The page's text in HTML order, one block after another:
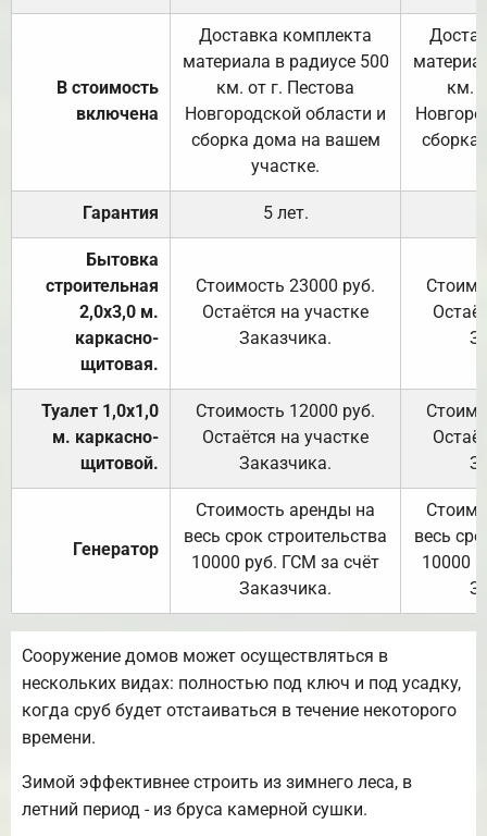
В стоимость
включена
Доставка комплекта
материала в радиусе 500
км. от г. Пестова
Новгородской области и
сборка дома на вашем
участке.
км.
Гарантия 5 лет.
Бытовка
строительная
2,0х3,0 м.
каркасно-
щитовая.
Стоимость 23000 руб.
Остаётся на участке
Заказчика.
Туалет 1,0х1,0
м. каркасно-
щитовой.
Стоимость 12000 руб.
Остаётся на участке
Заказчика.
Генератор
Стоимость аренды на
весь срок строительства
10000 руб. ГСМ за счёт
Заказчика.
весь
10000
Сооружение домов может осуществляться в
нескольких видах: полностью под ключ и под усадку,
когда сруб будет отстаиваться в течение некоторого
времени.
Зимой эффективнее строить из зимнего леса, в
летний период - из бруса камерной сушки.